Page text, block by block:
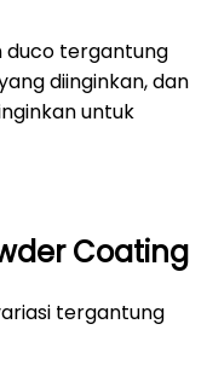
duco tergantung
diinginkan, dan
untuk
Coating
tergantung